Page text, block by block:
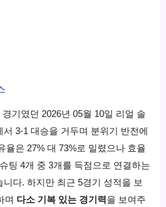
기였던 2026년 05월 10일 리얼 솔
3-1 대승을 거두며 분위기 반전에
율은 27% 대 73%로 밀렸으나 효율
팅 4개 중 3개를 득점으로 연결하는
다. 하지만 최근 5경기 성적을 보
며 다소 기복 있는 경기력을 보여주